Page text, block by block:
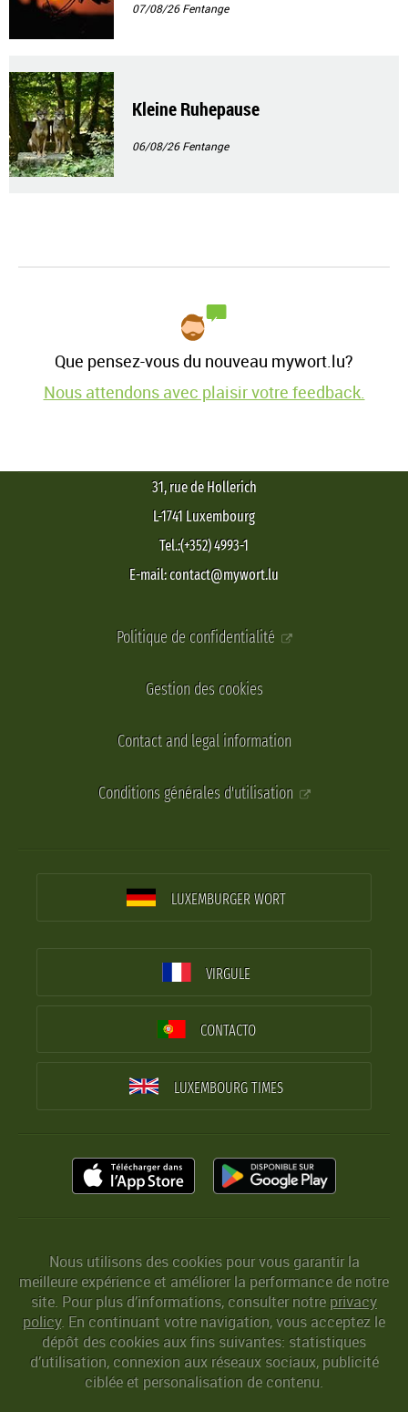
07/08/26Fentange
Kleine Ruhepause
06/08/26Fentange
Que pensez-vous du nouveau mywort.lu?
Nous attendons avec plaisir votre feedback.
31, rue de Hollerich
L-1741 Luxembourg
Tel.:(+352) 4993-1
E-mail: contact@mywort.lu
Politique de confidentialité
Gestion des cookies
Contact and legal information
Conditions générales d'utilisation
LUXEMBURGER WORT
VIRGULE
CONTACTO
LUXEMBOURG TIMES
Nous utilisons des cookies pour vous garantir la
meilleure expérience et améliorer la performance de notre
site. Pour plus d’informations, consulter notreprivacy
policy. En continuant votre navigation, vous acceptez le
dépôt des cookies aux fins suivantes: statistiques
d’utilisation, connexion aux réseaux sociaux, publicité
ciblée et personalisation de contenu.